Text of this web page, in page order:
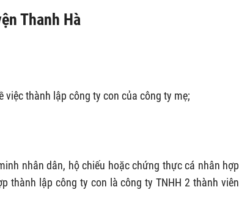
Thanh Hà
thành lập công ty con của công ty mẹ;
nhân dân, hộ chiếu hoặc chứng thực cá nhân hợp
thành lập công ty con là công ty TNHH 2 thành viên